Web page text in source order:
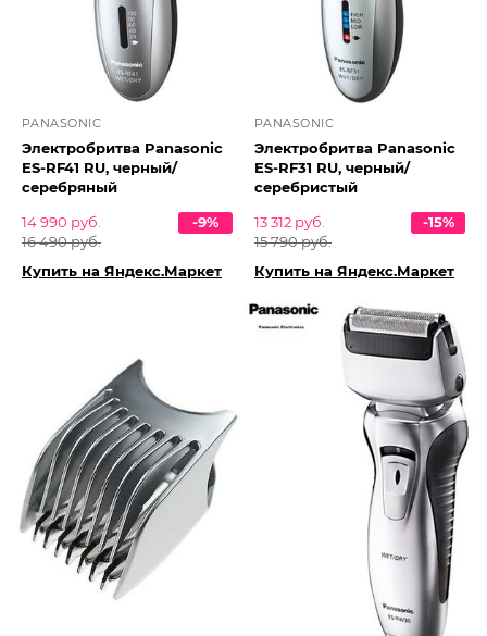
PANASONIC
Электробритва Panasonic
ES-RF41 RU, черный/
серебряный
14 990 руб.
16 490 руб.
-9%
Купить на Яндекс.Маркет
PANASONIC
Электробритва Panasonic
ES-RF31 RU, черный/
серебристый
13 312 руб.
15 790 руб.
-15%
Купить на Яндекс.Маркет